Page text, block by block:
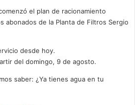
el plan de racionamiento
abonados de la Planta de Filtros Sergio
desde hoy.
del domingo, 9 de agosto.
saber: ¿Ya tienes agua en tu